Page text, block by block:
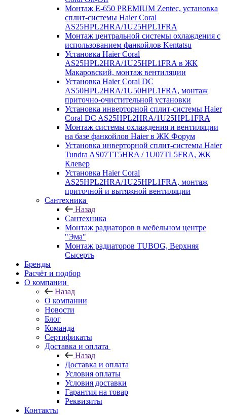
Монтаж E-650 PREMIUM Zentec, установка
сплит-системы Haier Coral
AS25HPL2HRA/1U25HPL1FRA
Монтаж центральной системы охлаждения с
использованием фанкойлов Kentatsu
Установка Haier Coral
AS25HPL2HRA/1U25HPL1FRA в ЖК
Макаровский, монтаж вентиляции
Установка Haier Coral DC
AS50HPL2HRA/1U50HPL1FRA, монтаж
приточно-очистительной установки
Установка инверторной сплит-системы Haier
Coral DC AS25HPL2HRA/1U25HPL1FRA
Монтаж системы охлаждения и вентиляции
на базе фанкойлов Haier в ЖК Форум
Установка инверторной сплит-системы Haier
Tundra AS07TT5HRA / 1U07TL5FRA, ЖК
Клевер
Установка Haier Coral
AS25HPL2HRA/1U25HPL1FRA, монтаж
приточной и вытяжной вентиляции
Сантехника
Назад
Сантехника
Монтаж радиаторов в мебельном центре
"Эма"
Монтаж радиаторов TUBOG, Верхняя
Сысерть
Бренды
Расчёт и подбор
О компании
Назад
О компании
Новости
Блог
Команда
Сертификаты
Доставка и оплата
Назад
Доставка и оплата
Условия оплаты
Условия доставки
Гарантия на товар
Реквизиты
Контакты